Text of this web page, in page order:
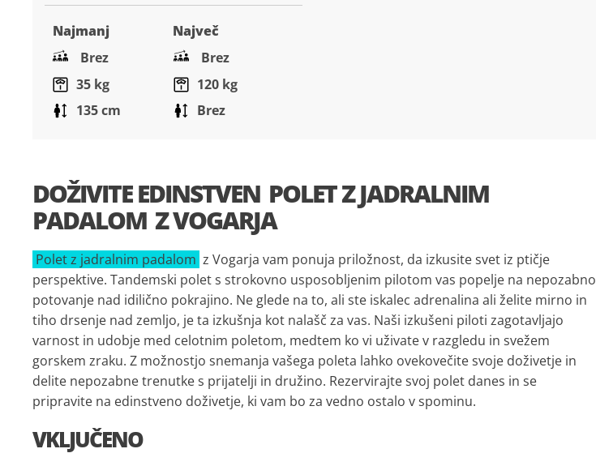
Najmanj
Največ
Brez
Brez
35 kg
120 kg
135 cm
Brez
DOŽIVITE EDINSTVEN POLET Z JADRALNIM
PADALOM Z VOGARJA
Polet z jadralnim padalom z Vogarja vam ponuja priložnost, da izkusite svet iz ptičje
perspektive. Tandemski polet s strokovno usposobljenim pilotom vas popelje na nepozabno
potovanje nad idilično pokrajino. Ne glede na to, ali ste iskalec adrenalina ali želite mirno in
tiho drsenje nad zemljo, je ta izkušnja kot nalašč za vas. Naši izkušeni piloti zagotavljajo
varnost in udobje med celotnim poletom, medtem ko vi uživate v razgledu in svežem
gorskem zraku. Z možnostjo snemanja vašega poleta lahko ovekovečite svoje doživetje in
delite nepozabne trenutke s prijatelji in družino. Rezervirajte svoj polet danes in se
pripravite na edinstveno doživetje, ki vam bo za vedno ostalo v spominu.
VKLJUČENO